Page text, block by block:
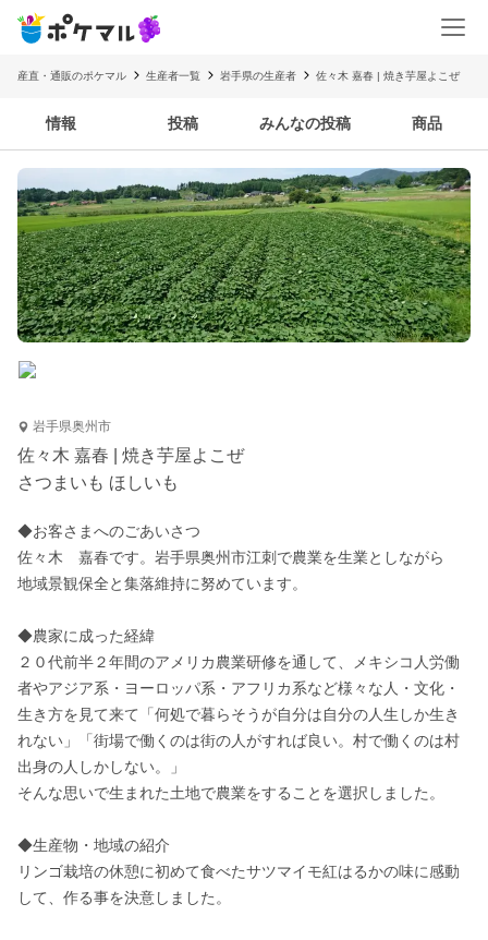
産直・通販のポケマル 生産者一覧 岩手県の生産者 佐々木 嘉春 | 焼き芋屋よこぜ
情報 投稿 みんなの投稿 商品
岩手県奥州市
佐々木 嘉春 | 焼き芋屋よこぜ
さつまいも ほしいも
◆お客さまへのごあいさつ
佐々木　嘉春です。岩手県奥州市江刺で農業を生業としながら
地域景観保全と集落維持に努めています。
◆農家に成った経緯
２０代前半２年間のアメリカ農業研修を通して、メキシコ人労働
者やアジア系・ヨーロッパ系・アフリカ系など様々な人・文化・
生き方を見て来て「何処で暮らそうが自分は自分の人生しか生き
れない」「街場で働くのは街の人がすれば良い。村で働くのは村
出身の人しかしない。」
そんな思いで生まれた土地で農業をすることを選択しました。
◆生産物・地域の紹介
リンゴ栽培の休憩に初めて食べたサツマイモ紅はるかの味に感動
して、作る事を決意しました。